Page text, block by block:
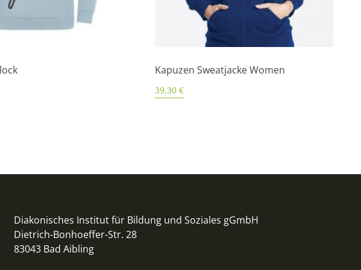
Kapuzen Sweatjacke Women
39,30 €
Diakonisches Institut für Bildung und Soziales gGmbH
Dietrich-Bonhoeffer-Str. 28
83043 Bad Aibling